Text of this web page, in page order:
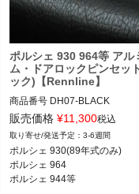
ポルシェ 930 964等 アル
ム・ドアロックピンセッ
ック)【Rennline】
商品番号 DH07-BLACK
DH07-BLACK
ポルシェ 930 89
ポルシェ 964 89-94
ポルシェ 944 85-91
ポルシェ 968 91-95
販売価格 ¥11,300税込
3-6週間
ポルシェ 930(89年式のみ)
ポルシェ 964
ポルシェ 944等